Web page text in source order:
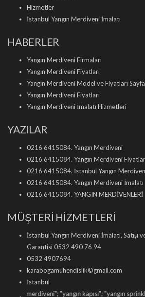
Hizmetler
İstanbul Yangın Merdiveni İmalatı
HABERLER
Yangın Merdiveni Firmaları
Yangın Merdiveni Fiyatları
Yangın Merdiveni Model ve Fiyatları
Yangın Merdiveni Fiyatları
Yangın Merdiveni İmalatı Hizmetleri
YAZILAR
0216 6415084. Yangın Merdiveni
0216 6415084. Yangın Merdiveni
0216 6415084. İstanbul Yangın
0216 6415084. Yangın Merdiveni İmalatı
0216 6415084. YANGIN MERDİVENLERİ
MÜŞTERİ HİZMETLERİ
İstanbul Yangın Merdiveni İmalatı, Satışı
Garantisi 0532 490 76 94
0532 4907694
karabogamuhendislik©gmail.com
İstanbul
merdiveni"; "yangın kapısı"; "yangın sprinkler